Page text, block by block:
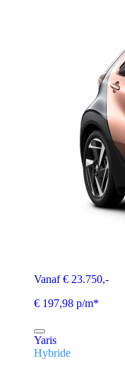
Vanaf € 23.750,-
€ 197,98 p/m*
Yaris
Hybride